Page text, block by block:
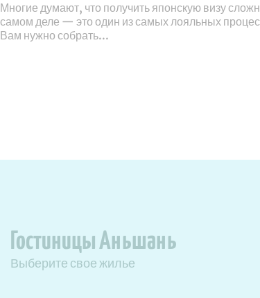
Многие думают, что получить японскую визу
самом деле — это один из самых лояльных
Вам нужно собрать...
Гостиницы Аньшань
Выберите свое жилье